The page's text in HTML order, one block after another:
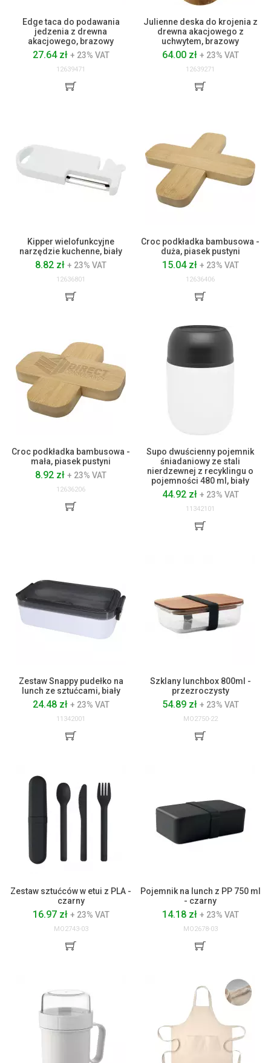
Edge taca do podawania
jedzenia z drewna
akacjowego, brazowy
27.64 zł + 23% VAT
12639471
Julienne deska do krojenia z
drewna akacjowego z
uchwytem, brazowy
64.00 zł + 23% VAT
12639271
Kipper wielofunkcyjne
narzędzie kuchenne, biały
8.82 zł + 23% VAT
12636801
Croc podkładka bambusowa -
duża, piasek pustyni
15.04 zł + 23% VAT
12636406
Croc podkładka bambusowa -
mała, piasek pustyni
8.92 zł + 23% VAT
12636206
Supo dwuścienny pojemnik
śniadaniowy ze stali
nierdzewnej z recyklingu o
pojemności 480 ml, biały
44.92 zł + 23% VAT
11342101
Zestaw Snappy pudełko na
lunch ze sztućcami, biały
24.48 zł + 23% VAT
11342001
Szklany lunchbox 800ml -
przezroczysty
54.89 zł + 23% VAT
MO2750-22
Zestaw sztućców w etui z PLA -
czarny
16.97 zł + 23% VAT
MO2743-03
Pojemnik na lunch z PP 750 ml
- czarny
14.18 zł + 23% VAT
MO2678-03